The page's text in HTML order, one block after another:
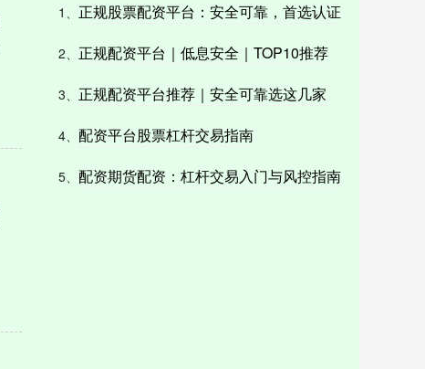
1、 正规股票配资平台：安全可靠，首选认证
2、 正规配资平台｜低息安全｜TOP10推荐
3、 正规配资平台推荐｜安全可靠选这几家
4、 配资平台股票杠杆交易指南
5、 配资期货配资：杠杆交易入门与风控指南